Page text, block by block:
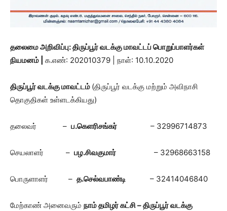
தலைமை அறிவிப்பு:திருப்பூர் வடக்குமாவட்டப் பொறுப்பாளர்கள்
நியமனம் | க.எண்: 202010379 | நாள்: 10.10.2020
திருப்பூர் வடக்குமாவட்டம் (திருப்பூர் வடக்கு மற்றும் அவிநாசி
தொகுதிகள் உள்ளடக்கியது)
தலைவர் – ப.கெளரிசங்கர் – 32996714873
செயலாளர் – பழ.சிவகுமார் – 32968663158
பொருளாளர் – த.செல்வபாண்டி – 32414046840
மேற்காண் அனைவரும் நாம் தமிழர் கட்சி – திருப்பூர் வடக்கு